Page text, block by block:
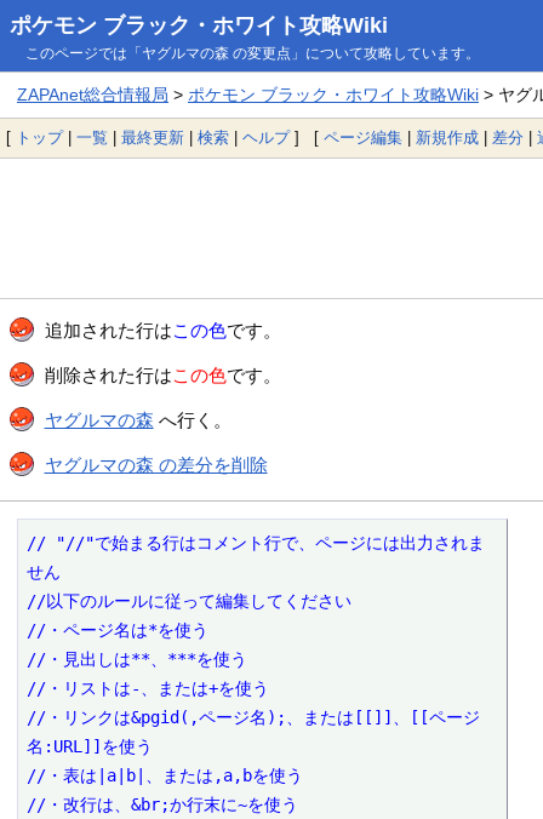
ポケモン ブラック・ホワイト攻略Wiki
このページでは「ヤグルマの森 の変更点」について攻略しています。
ZAPAnet総合情報局 > ポケモン ブラック・ホワイト攻略Wiki> ヤグ
[ トップ| 一覧 | 最終更新 | 検索 | ヘルプ] [ ページ編集 | 新規作成 | 差分 |
追加された行はこの色です。
削除された行はこの色です。
ヤグルマの森 へ行く。
ヤグルマの森 の差分を削除
// "//"で始まる行はコメント行で、ページには出力されま
せん
//以下のルールに従って編集してください
//・ページ名は*を使う
//・見出しは**、***を使う
//・リストは-、または+を使う
//・リンクは&pgid(,ページ名);、または[[]]、[[ページ
名:URL]]を使う
//・表は|a|b|、または,a,bを使う
//・改行は、&br;か行末に~を使う